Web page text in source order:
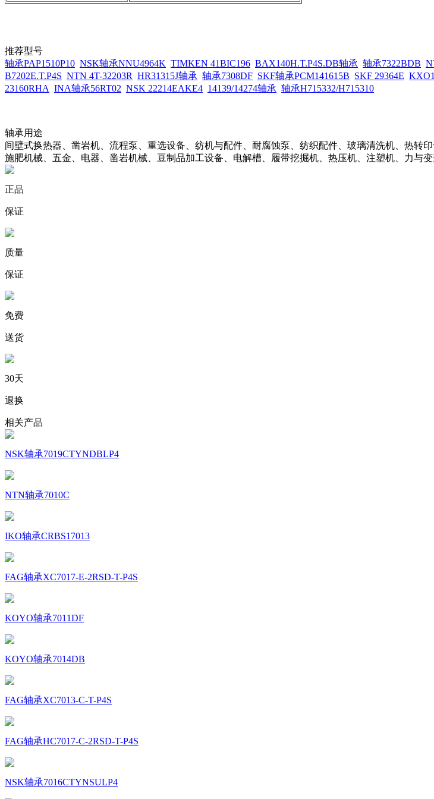
推荐型号
轴承PAP1510P10 NSK轴承NNU4964K TIMKEN 41BIC196 BAX140H.T.P4S.DB轴承 轴承7322BDB
B7202E.T.P4S NTN 4T-32203R HR31315J轴承 轴承7308DF SKF轴承PCM141615B SKF 29364E
23160RHA INA轴承56RT02 NSK 22214EAKE4 14139/14274轴承 轴承H715332/H715310
轴承用途
间壁式换热器、凿岩机、流程泵、重选设备、纺机与配件、耐腐蚀泵、纺织配件、玻璃清洗机、热转
施肥机械、五金、电器、凿岩机械、豆制品加工设备、电解槽、履带挖掘机、热压机、注塑机、力与
正品
保证
质量
保证
免费
送货
30天
退换
相关产品
NSK轴承7019CTYNDBLP4
NTN轴承7010C
IKO轴承CRBS17013
FAG轴承XC7017-E-2RSD-T-P4S
KOYO轴承7011DF
KOYO轴承7014DB
FAG轴承XC7013-C-T-P4S
FAG轴承HC7017-C-2RSD-T-P4S
NSK轴承7016CTYNSULP4